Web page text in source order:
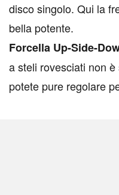
disco singolo. Qui la
bella potente.
Forcella Up-Side-
a steli rovesciati non
potete pure regolare